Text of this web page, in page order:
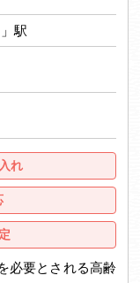
駅
れ
必要とされる高齢